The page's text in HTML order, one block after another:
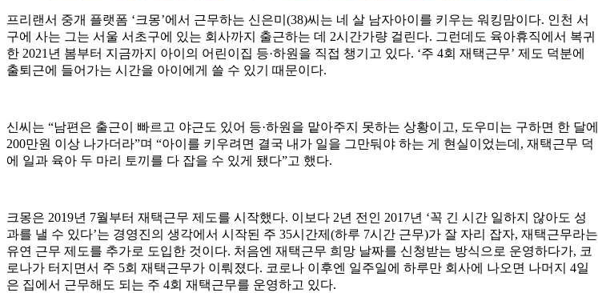
프리랜서 중개 플랫폼 ‘크몽’에서 근무하는 신은미(38)씨는 네 살 남자아이를 키우는 워킹맘이다. 인천 서
구에 사는 그는 서울 서초구에 있는 회사까지 출근하는 데 2시간가량 걸린다. 그런데도 육아휴직에서 복귀
한 2021년 봄부터 지금까지 아이의 어린이집 등·하원을 직접 챙기고 있다. ‘주 4회 재택근무’ 제도 덕분에
출퇴근에 들어가는 시간을 아이에게 쓸 수 있기 때문이다.
신씨는 “남편은 출근이 빠르고 야근도 있어 등·하원을 맡아주지 못하는 상황이고, 도우미는 구하면 한 달에
200만원 이상 나가더라”며 “아이를 키우려면 결국 내가 일을 그만둬야 하는 게 현실이었는데, 재택근무 덕
에 일과 육아 두 마리 토끼를 다 잡을 수 있게 됐다”고 했다.
크몽은 2019년 7월부터 재택근무 제도를 시작했다. 이보다 2년 전인 2017년 ‘꼭 긴 시간 일하지 않아도 성
과를 낼 수 있다’는 경영진의 생각에서 시작된 주 35시간제(하루 7시간 근무)가 잘 자리 잡자, 재택근무라는
유연 근무 제도를 추가로 도입한 것이다. 처음엔 재택근무 희망 날짜를 신청받는 방식으로 운영하다가, 코
로나가 터지면서 주 5회 재택근무가 이뤄졌다. 코로나 이후엔 일주일에 하루만 회사에 나오면 나머지 4일
은 집에서 근무해도 되는 주 4회 재택근무를 운영하고 있다.